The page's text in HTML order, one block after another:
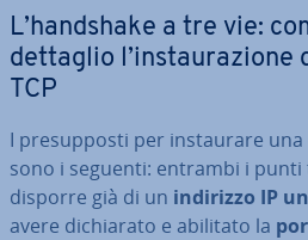
L’handshake a tre vie:
dettaglio l’in­stau­ra­zio­ne
TCP
I pre­sup­po­sti per in­stau­ra­re una
sono i seguenti: entrambi i
disporre già di un indirizzo IP
avere di­chia­ra­to e abilitato la